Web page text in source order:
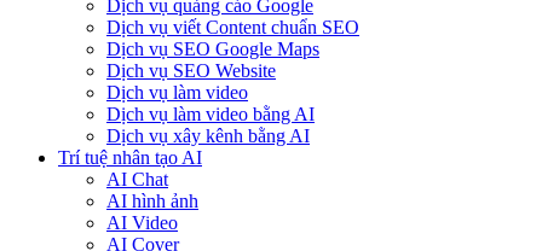
Dịch vụ quảng cáo Google
Dịch vụ viết Content chuẩn SEO
Dịch vụ SEO Google Maps
Dịch vụ SEO Website
Dịch vụ làm video
Dịch vụ làm video bằng AI
Dịch vụ xây kênh bằng AI
Trí tuệ nhân tạo AI
AI Chat
AI hình ảnh
AI Video
AI Cover